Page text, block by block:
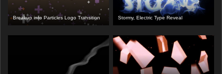
Breakup into Particles Logo Transition Stormy, Electric Type Reveal